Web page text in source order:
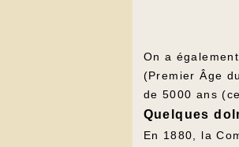
On a
(Premier Âge
de 5000 ans
Quelques
En 1880, la